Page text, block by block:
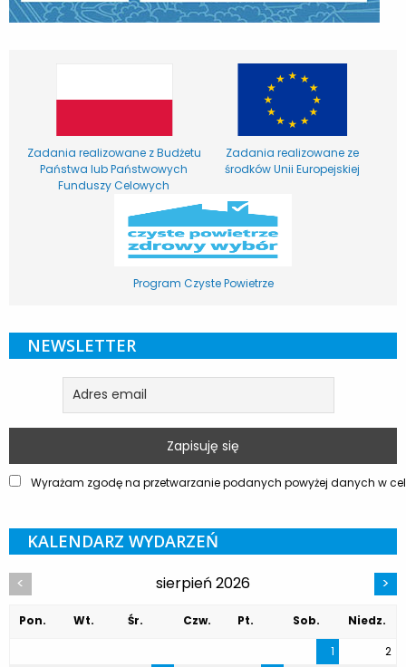
Zadania realizowane z Budżetu
Państwa lub Państwowych
Funduszy Celowych
Zadania realizowane ze
środków Unii Europejskiej
Program Czyste Powietrze
NEWSLETTER
Wyrażam zgodę na przetwarzanie podanych powyżej danych w
KALENDARZ WYDARZEŃ
< sierpień 2026 >
Pon. Wt. Śr. Czw. Pt. Sob.
Niedz.
1
2